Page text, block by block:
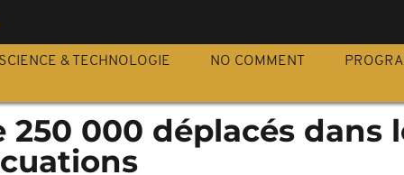
SCIENCE & TECHNOLOGIE NO COMMENT
250 000 déplacés dans